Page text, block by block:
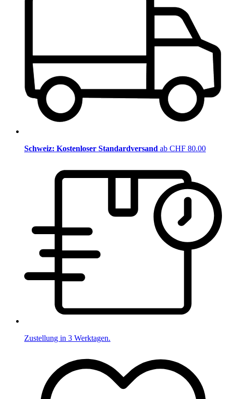
Schweiz: Kostenloser Standardversand ab CHF 80.00
Zustellung in 3 Werktagen.